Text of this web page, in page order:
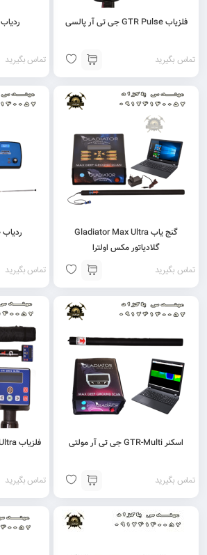
فلزیاب GTR Pulse جی تی آر پالسی
تماس بگیرید
ردیاب GTR-8 جی تی آر 8
تماس بگیرید
گنج یاب Gladiator Max Ultra
گلادیاتور مکس اولترا
تماس بگیرید
ردیاب GTR 10 جی تی آر تن
تماس بگیرید
اسکنر GTR-Multi جی تی آر مولتی
تماس بگیرید
فلزیاب GTR Sonic Ultra سونیک اولترا
تماس بگیرید